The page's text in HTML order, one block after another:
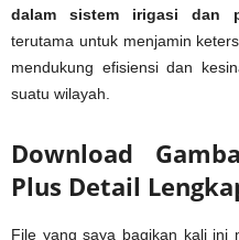
dalam sistem irigasi dan
terutama untuk menjamin
mendukung efisiensi dan
suatu wilayah.
Download
Plus Detail
File yang saya bagikan kali ini